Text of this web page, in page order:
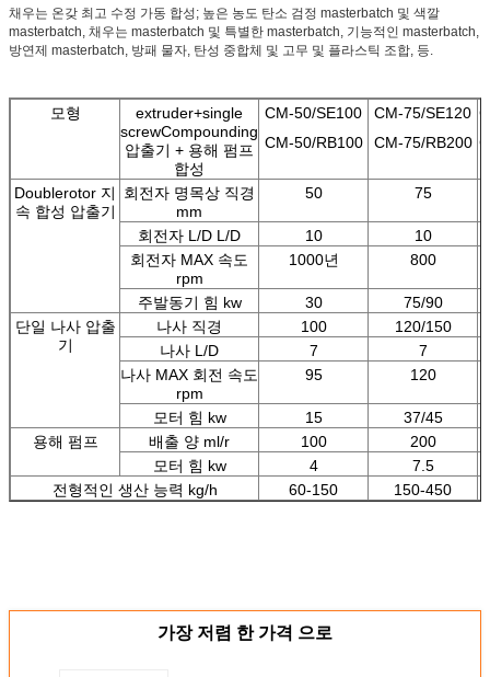
채우는 온갖 최고 수정 가동 합성; 높은 농도 탄소 검정 masterbatch 및 색깔
masterbatch, 채우는 masterbatch 및 특별한 masterbatch, 기능적인 masterbatch,
방연제 masterbatch, 방패 물자, 탄성 중합체 및 고무 및 플라스틱 조합, 등.
모형
extruder+single
screwCompounding
압출기 + 용해 펌프
합성
CM-50/SE100
CM-50/RB100
CM-75/SE120
CM-75/RB200
Doublerotor 지
속 합성 압출기
회전자 명목상 직경
mm
50 75
회전자 L/D L/D 10
10
회전자 MAX 속도
rpm
1000년 800
주발동기 힘 kw 30
75/90
단일 나사 압출
기
나사 직경 100
120/150
나사 L/D
7
7
나사 MAX 회전 속도
rpm
95 120
모터 힘 kw 15
37/45
용해 펌프
배출 양 ml/r 100
200
모터 힘 kw
4
7.5
전형적인 생산 능력 kg/h
60-150 150-450
가장 저렴 한 가격 으로